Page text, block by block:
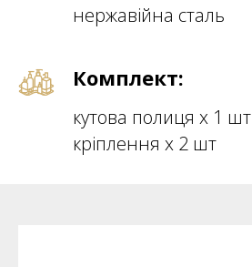
нержавійна сталь
Комплект:
кутова полиця х 1 шт
кріплення х 2 шт